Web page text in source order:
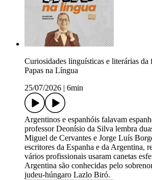
Curiosidades linguísticas e literárias da
Papas na Língua
25/07/2026
6min
Argentinos e espanhóis falavam
professor Deonísio da Silva lembra
Miguel de Cervantes e Jorge Luís
escritores da Espanha e da Argentina,
vários profissionais usaram canetas
Argentina são conhecidas pelo
judeu-húngaro Lazlo Biró.